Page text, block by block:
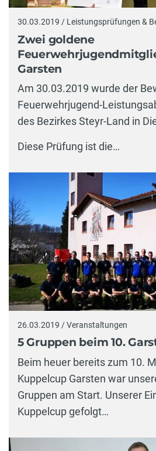
30.03.2019 / Leistungsprüfungen &
Zwei goldene
Garsten
Am 30.03.2019 wurde der
Feuerwehrjugend-
des Bezirkes Steyr-Land in
Diese Prüfung ist die…
26.03.2019 / Veranstaltungen
5 Gruppen beim 10.
Beim heuer bereits zum 10.
Kuppelcup Garsten war
Gruppen am Start. Unserer
Kuppelcup gefolgt…